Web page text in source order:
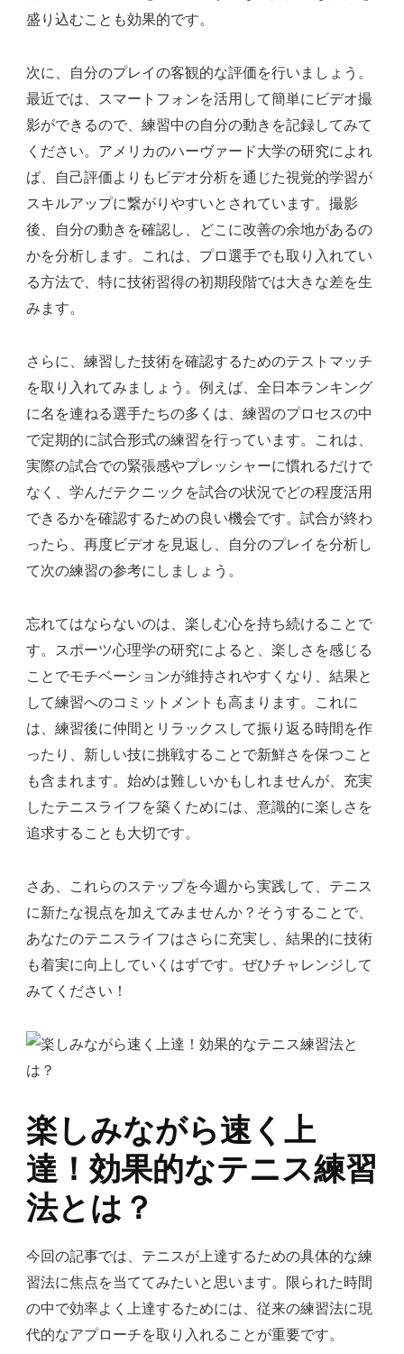
盛り込むことも効果的です。
次に、自分のプレイの客観的な評価を行いましょう。
最近では、スマートフォンを活用して簡単にビデオ撮
影ができるので、練習中の自分の動きを記録してみて
ください。アメリカのハーヴァード大学の研究によれ
ば、自己評価よりもビデオ分析を通じた視覚的学習が
スキルアップに繋がりやすいとされています。撮影
後、自分の動きを確認し、どこに改善の余地があるの
かを分析します。これは、プロ選手でも取り入れてい
る方法で、特に技術習得の初期段階では大きな差を生
みます。
さらに、練習した技術を確認するためのテストマッチ
を取り入れてみましょう。例えば、全日本ランキング
に名を連ねる選手たちの多くは、練習のプロセスの中
で定期的に試合形式の練習を行っています。これは、
実際の試合での緊張感やプレッシャーに慣れるだけで
なく、学んだテクニックを試合の状況でどの程度活用
できるかを確認するための良い機会です。試合が終わ
ったら、再度ビデオを見返し、自分のプレイを分析し
て次の練習の参考にしましょう。
忘れてはならないのは、楽しむ心を持ち続けることで
す。スポーツ心理学の研究によると、楽しさを感じる
ことでモチベーションが維持されやすくなり、結果と
して練習へのコミットメントも高まります。これに
は、練習後に仲間とリラックスして振り返る時間を作
ったり、新しい技に挑戦することで新鮮さを保つこと
も含まれます。始めは難しいかもしれませんが、充実
したテニスライフを築くためには、意識的に楽しさを
追求することも大切です。
さあ、これらのステップを今週から実践して、テニス
に新たな視点を加えてみませんか？そうすることで、
あなたのテニスライフはさらに充実し、結果的に技術
も着実に向上していくはずです。ぜひチャレンジして
みてください！
楽しみながら速く上
達！効果的なテニス練習
法とは？
今回の記事では、テニスが上達するための具体的な練
習法に焦点を当ててみたいと思います。限られた時間
の中で効率よく上達するためには、従来の練習法に現
代的なアプローチを取り入れることが重要です。